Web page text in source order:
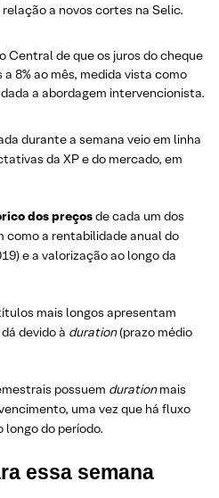
a novos cortes na Selic.
Central de que os juros do cheque
8% ao mês, medida vista como
a abordagem intervencionista.
durante a semana veio em linha
da XP e do mercado, em
dos preçosde cada um dos
como a rentabilidade anual do
e a valorização ao longo da
mais longos apresentam
devido à duration(prazo médio
possuem durationmais
uma vez que há fluxo
do período.
essa semana